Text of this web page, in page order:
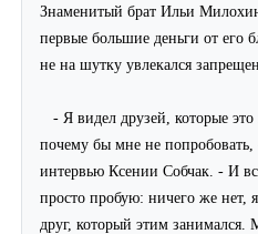
Знаменитый брат Ильи
первые большие деньги от его
не на шутку увлекался
- Я видел друзей, которые
почему бы мне не попробовать,
интервью Ксении Собчак. - И
просто пробую: ничего же нет,
друг, который этим занимался.